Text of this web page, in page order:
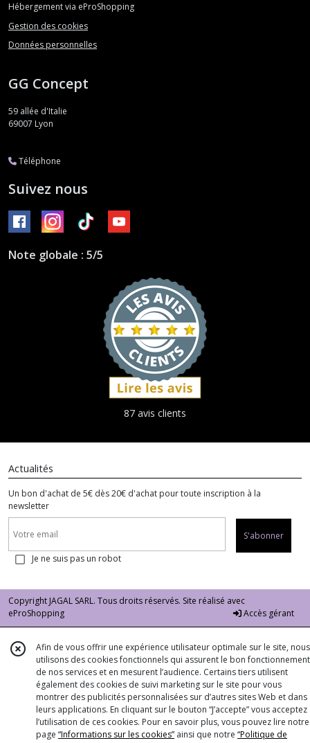
Hébergement via eProShopping
Gestion des cookies
Données personnelles
GG Concept
59 allée d'Italie
69007 Lyon
Téléphone
Suivez nous
Note globale : 5/5
87 avis clients
Actualités
Un bon d'achat de 5€ dès 20€ d'achat pour toute inscription à la
newsletter
S'abonner
Je ne suis pas un robot
Copyright JAGAL SARL. Tous droits réservés. Site réalisé avec
eProShopping
Accès gérant
Afin de vous offrir une expérience utilisateur optimale sur le site, nous
utilisons des cookies fonctionnels qui assurent le bon fonctionnement
de nos services et en mesurent l’audience. Certains tiers utilisent
également des cookies de suivi marketing sur le site pour vous
montrer des publicités personnalisées sur d’autres sites Web et dans
leurs applications. En cliquant sur le bouton “J’accepte” vous acceptez
l’utilisation de ces cookies. Pour en savoir plus, vous pouvez lire notre
page “Informations sur les cookies” ainsi que notre “Politique de